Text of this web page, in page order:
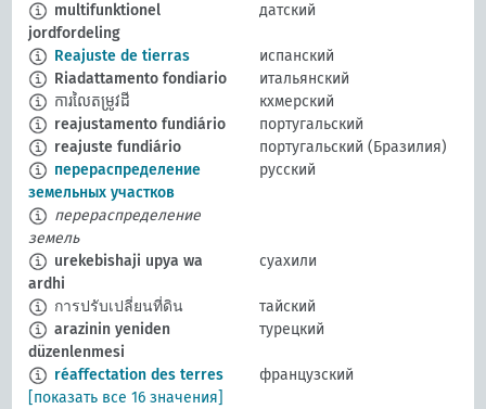
multifunktionel
jordfordeling
датский
Reajuste de tierras
испанский
Riadattamento fondiario
итальянский
ការលៃតម្រូវដី
кхмерский
reajustamento fundiário
португальский
reajuste fundiário
португальский (Бразилия)
перераспределение
земельных участков
русский
перераспределение
земель
urekebishaji upya wa
ardhi
суахили
การปรับเปลี่ยนที่ดิน
тайский
arazinin yeniden
düzenlenmesi
турецкий
réaffectation des terres
французский
[показать все 16 значения]